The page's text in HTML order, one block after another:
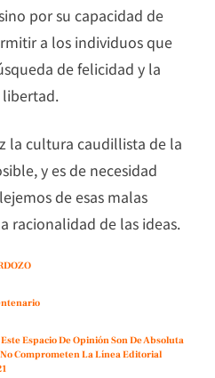
por su capacidad de
a los individuos que
de felicidad y la
la cultura caudillista de la
y es de necesidad
de esas malas
racionalidad de las ideas.
Espacio De Opinión Son De Absoluta
Comprometen La Línea Editorial